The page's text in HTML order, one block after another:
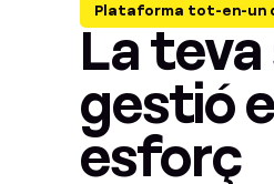
Plataforma tot-en-un
La
gestió
esforç